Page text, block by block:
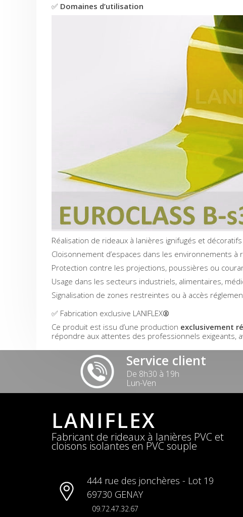
✅ Domaines d’utilisation
Réalisation de rideaux à lanières ignifugés et décoratifs
Cloisonnement d’espaces dans les environnements à
Protection contre les projections, poussières ou
Usage dans les secteurs industriels, alimentaires,
Signalisation de zones restreintes ou à accès
✅ Fabrication exclusive LANIFLEX®
Ce produit est issu d’une production exclusivement
répondre aux attentes des professionnels exigeants,
Service client
De 8h30 à 19h
Lun-Ven
LANIFLEX
Fabricant de rideaux à lanières PVC et
cloisons isolantes en PVC souple
444 rue des jonchères - Lot 19
69730 GENAY
09.72.47.32.67